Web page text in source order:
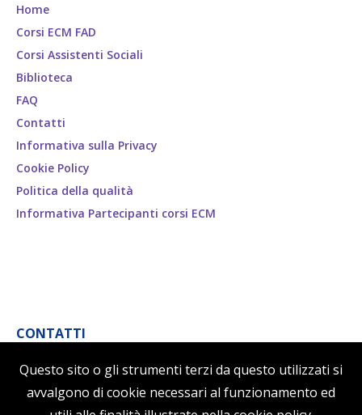
Home
Corsi ECM FAD
Corsi Assistenti Sociali
Biblioteca
FAQ
Contatti
Informativa sulla Privacy
Cookie Policy
Politica della qualità
Informativa Partecipanti corsi ECM
CONTATTI
B.B.C. By Business Center srl
Via della stazione ostiense, 27
00154 Roma, Italia
Questo sito o gli strumenti terzi da questo utilizzati si
avvalgono di cookie necessari al funzionamento ed